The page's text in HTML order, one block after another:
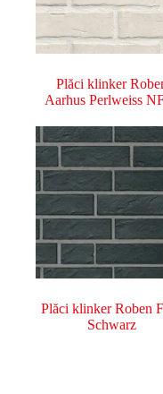
Plăci klinker
Aarhus Perlweiss
Plăci klinker Roben
Schwarz